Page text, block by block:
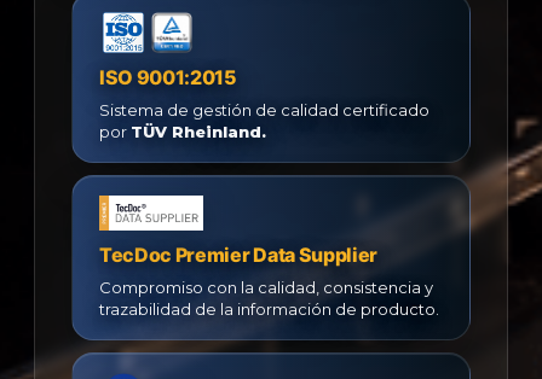
ISO 9001:2015
Sistema de gestión de calidad certificado
por TÜV Rheinland.
TecDoc Premier Data Supplier
Compromiso con la calidad, consistencia y
trazabilidad de la información de producto.